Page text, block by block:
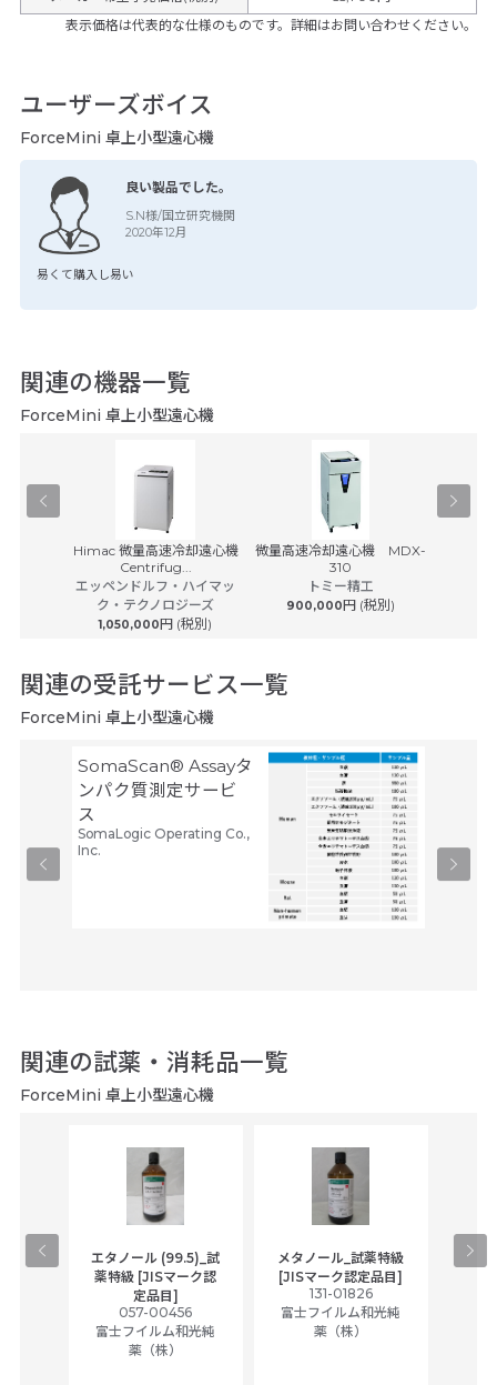
表示価格は代表的な仕様のものです。詳細はお問い合わせください。
ユーザーズボイス
ForceMini 卓上小型遠心機
良い製品でした。
易くて購入し易い
S.N様/国立研究機関
2020年12月
関連の機器一覧
ForceMini 卓上小型遠心機
Himac 微量高速冷却遠心機
Centrifug...
エッペンドルフ・ハイマッ
ク・テクノロジーズ
1,050,000円 (税別)
微量高速冷却遠心機 MDX-
310
トミー精工
900,000円 (税別)
関連の受託サービス一覧
ForceMini 卓上小型遠心機
SomaScan® Assayタ
ンパク質測定サービ
ス
SomaLogic Operating Co.,
Inc.
関連の試薬・消耗品一覧
ForceMini 卓上小型遠心機
エタノール (99.5)_試
薬特級 [JISマーク認
定品目]
057-00456
富士フイルム和光純
薬（株）
メタノール_試薬特級
[JISマーク認定品目]
131-01826
富士フイルム和光純
薬（株）
ア